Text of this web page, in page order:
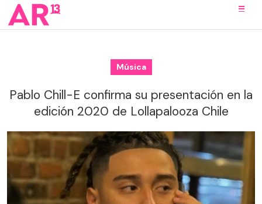
Música
Pablo Chill-E confirma su presentación en la
edición 2020 de Lollapalooza Chile